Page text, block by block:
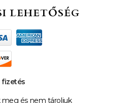
LEHETŐSÉG
meg és nem tároljuk